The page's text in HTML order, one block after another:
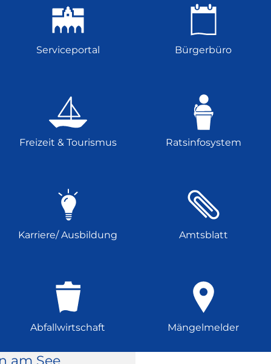
Serviceportal Bürgerbüro
Freizeit & Tourismus Ratsinfosystem
Karriere/ Ausbildung Amtsblatt
Abfallwirtschaft Mängelmelder
am See